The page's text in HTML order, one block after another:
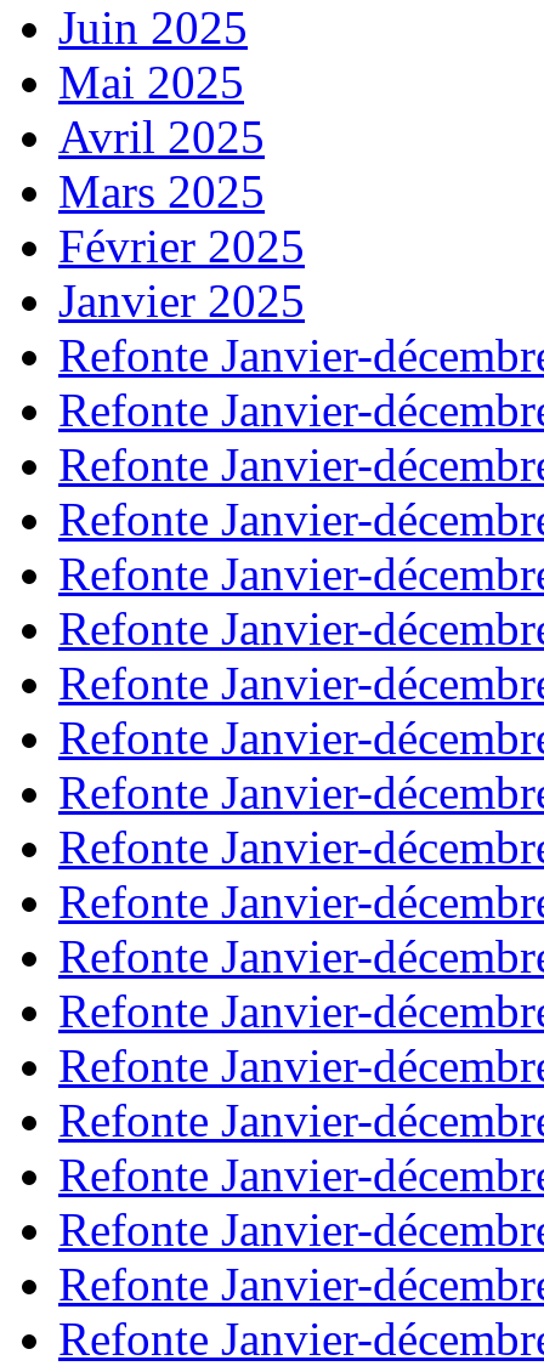
Juin 2025
Mai 2025
Avril 2025
Mars 2025
Février 2025
Janvier 2025
Refonte Janvier-
Refonte Janvier-
Refonte Janvier-
Refonte Janvier-
Refonte Janvier-
Refonte Janvier-
Refonte Janvier-
Refonte Janvier-
Refonte Janvier-
Refonte Janvier-
Refonte Janvier-
Refonte Janvier-
Refonte Janvier-
Refonte Janvier-
Refonte Janvier-
Refonte Janvier-
Refonte Janvier-
Refonte Janvier-
Refonte Janvier-